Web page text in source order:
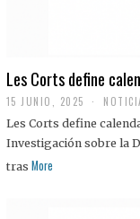
Les Corts define
15 JUNIO, 2025
Les Corts define
Investigación sobre la
tras More